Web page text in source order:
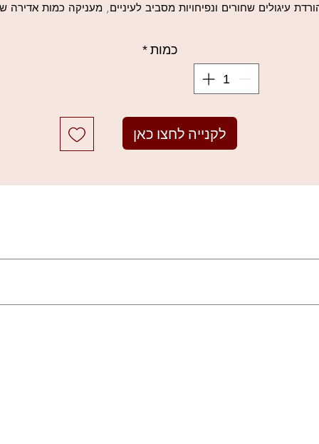
עיגולים שחורים ונפיחויות מסביב לעיניים, מעניקה כמות אדירה
כמות *
לקנייה לחצו כאן